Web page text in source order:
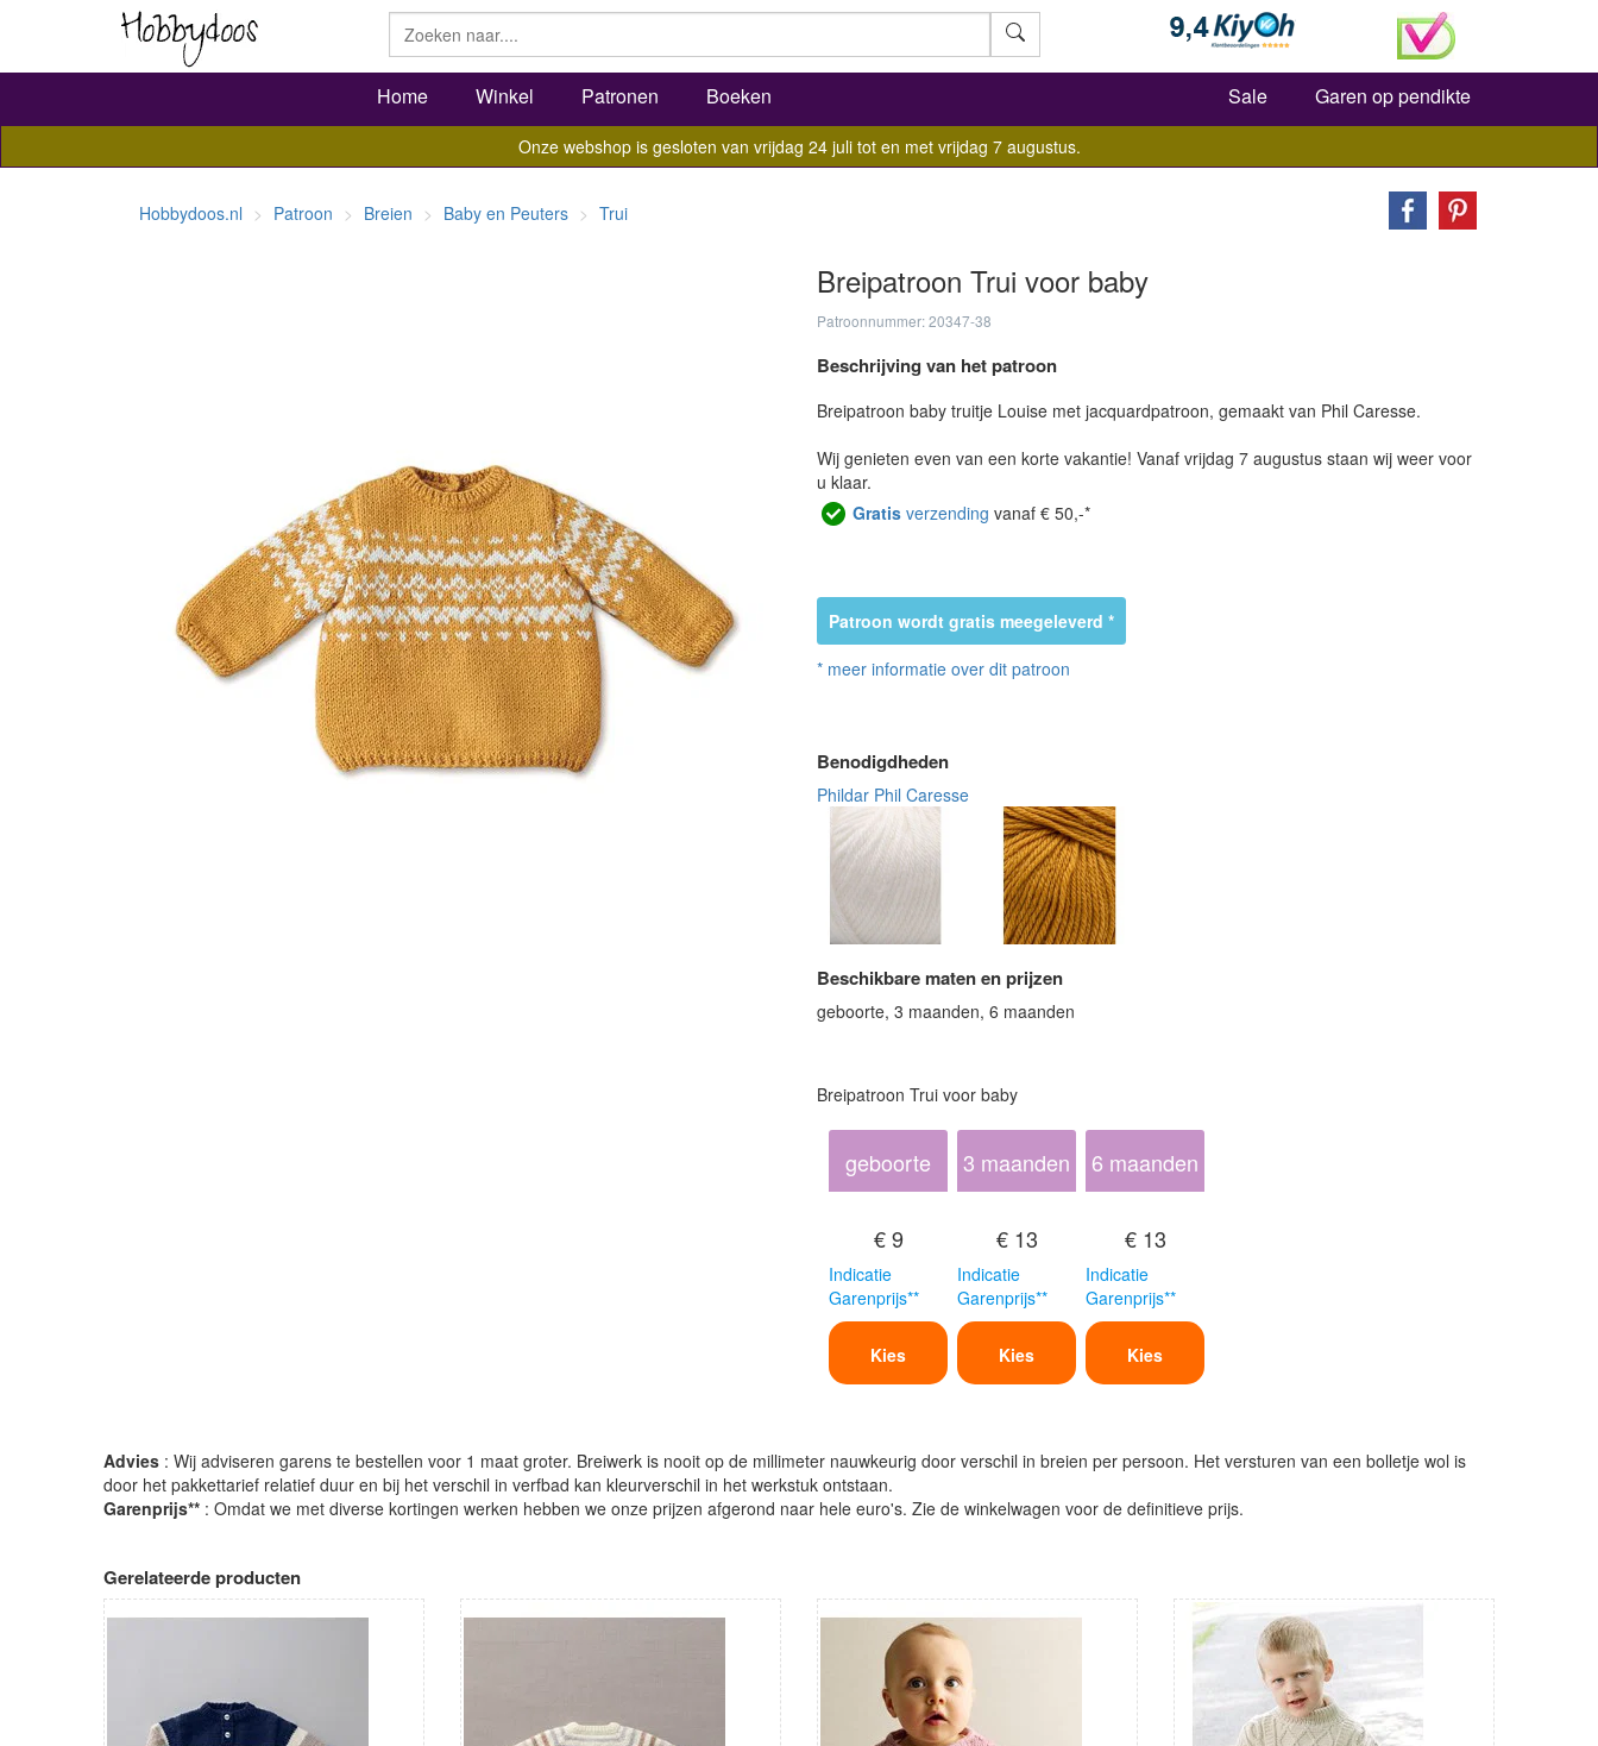
Zoeken
Home Winkel Patronen Boeken Sale Garen op pendikte
Onze webshop is gesloten van vrijdag 24 juli tot en met vrijdag 7 augustus.
Hobbydoos.nl Patroon Breien Baby en Peuters Trui
Breipatroon Trui voor baby
Patroonnummer: 20347-38
Beschrijving van het patroon
Breipatroon baby truitje Louise met jacquardpatroon, gemaakt van Phil Caresse.
Wij genieten even van een korte vakantie! Vanaf vrijdag 7 augustus staan wij weer voor
u klaar.
Gratis verzending vanaf € 50,-*
Patroon wordt gratis meegeleverd *
* meer informatie over dit patroon
Benodigdheden
Phildar Phil Caresse
Beschikbare maten en prijzen
geboorte, 3 maanden, 6 maanden
Breipatroon Trui voor baby
geboorte
€ 9
Indicatie
Garenprijs**
Kies
3 maanden
€ 13
Indicatie
Garenprijs**
Kies
6 maanden
€ 13
Indicatie
Garenprijs**
Kies
Advies : Wij adviseren garens te bestellen voor 1 maat groter. Breiwerk is nooit op de millimeter nauwkeurig door verschil in breien per persoon. Het versturen van een bolletje wol is
door het pakkettarief relatief duur en bij het verschil in verfbad kan kleurverschil in het werkstuk ontstaan.
Garenprijs** : Omdat we met diverse kortingen werken hebben we onze prijzen afgerond naar hele euro's. Zie de winkelwagen voor de definitieve prijs.
Gerelateerde producten